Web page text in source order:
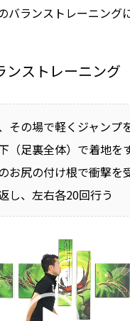
バランストレーニング
ストレーニング
その場で軽くジャンプ
（足裏全体）で着地を
お尻の付け根で衝撃を
し、左右各20回行う